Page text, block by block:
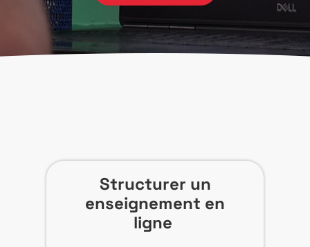
Structurer un
enseignement en
ligne